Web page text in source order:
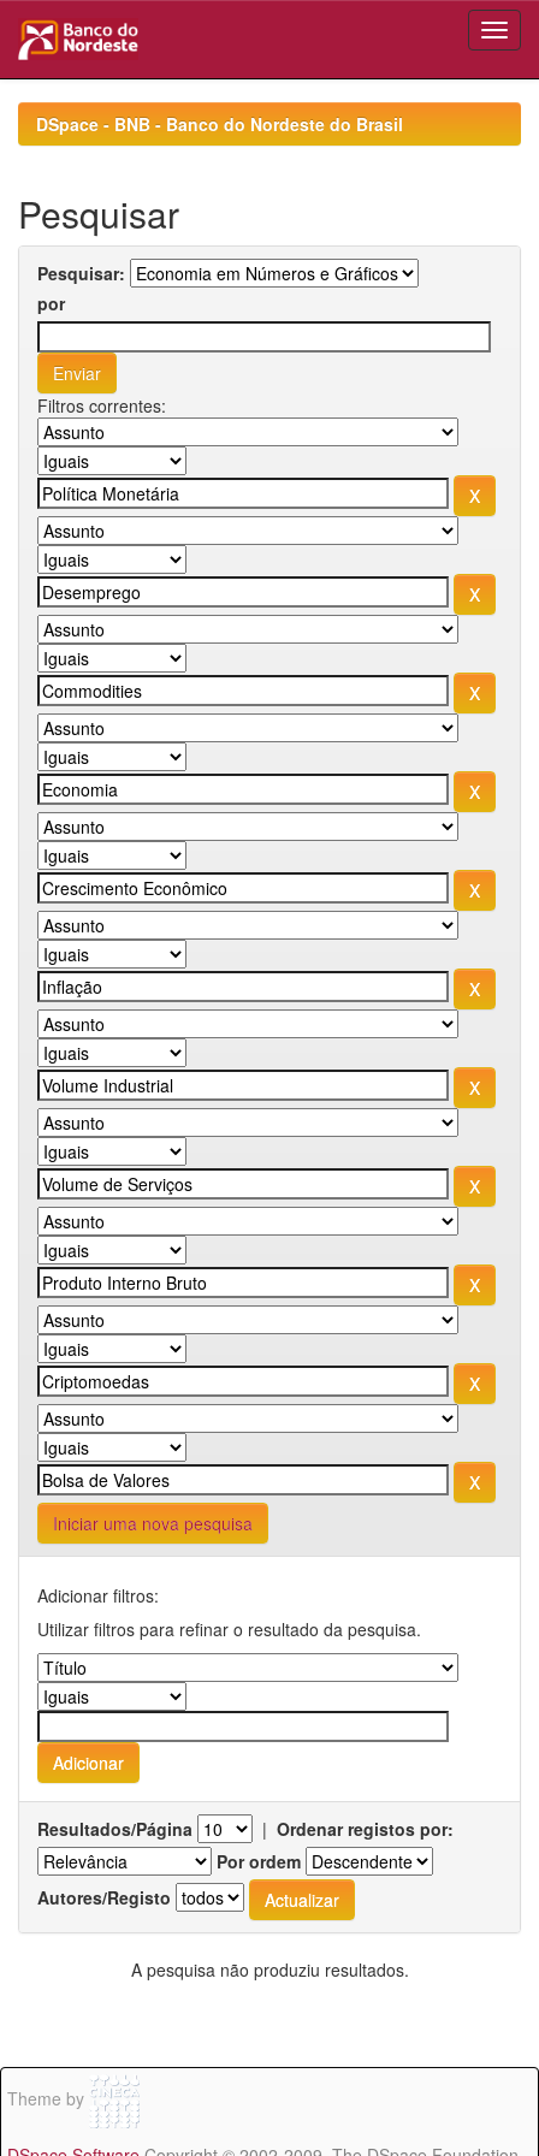
navigationDSpace - BNB - Banco do Nordeste do Brasil
Pesquisar
Pesquisar:
por
Filtros correntes:
Iniciar uma nova pesquisa
Adicionar filtros:
Utilizar filtros para refinar o resultado da pesquisa.
Resultados/Página | Ordenar registos por:
Por ordem
Autores/Registo
A pesquisa não produziu resultados.
Theme by